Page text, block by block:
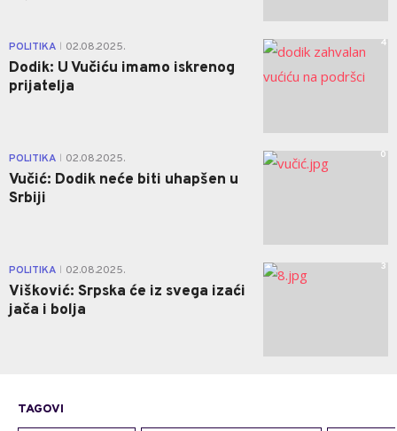
POLITIKA 02.08.2025.
Dodik: U Vučiću imamo iskrenog
prijatelja
4
POLITIKA 02.08.2025.
Vučić: Dodik neće biti uhapšen u
Srbiji
0
POLITIKA 02.08.2025.
Višković: Srpska će iz svega izaći
jača i bolja
3
TAGOVI